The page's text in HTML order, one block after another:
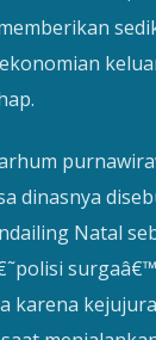
dinasnya
Natal
karena